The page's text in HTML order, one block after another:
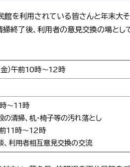
館を利用されている皆さんと年末大
掃終了後、利用者の意見交換の場と
）午前10時～12時
～11時
の清掃、机・椅子等の汚れ落とし
11時～12時
、利用者相互意見交換の交流